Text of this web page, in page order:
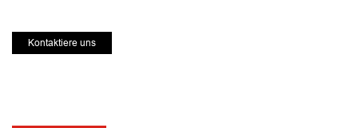
Kontaktiere uns